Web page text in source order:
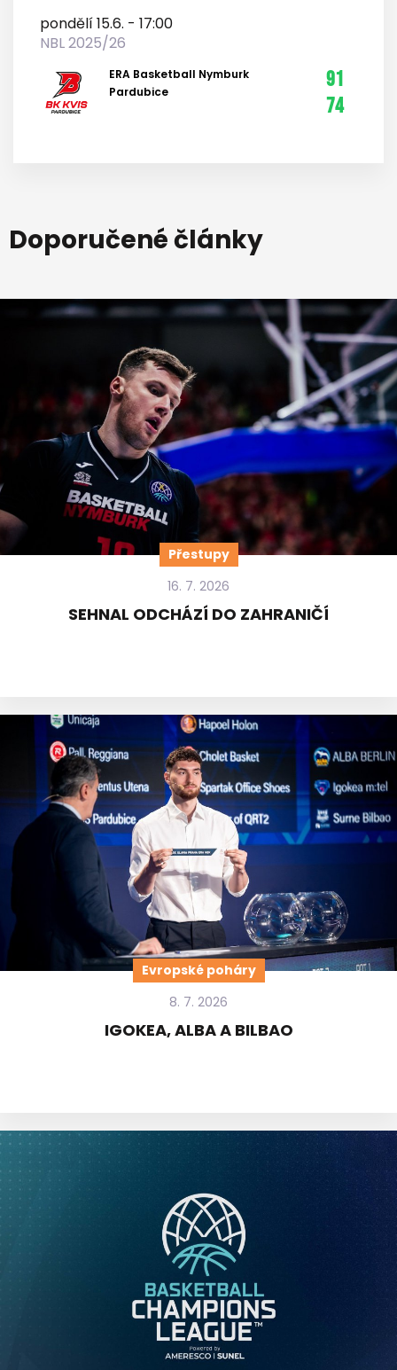
pondělí 15.6. - 17:00
NBL 2025/26
ERA Basketball Nymburk
Pardubice
91
74
Doporučené články
Přestupy
16. 7. 2026
SEHNAL ODCHÁZÍ DO ZAHRANIČÍ
Evropské poháry
8. 7. 2026
IGOKEA, ALBA A BILBAO